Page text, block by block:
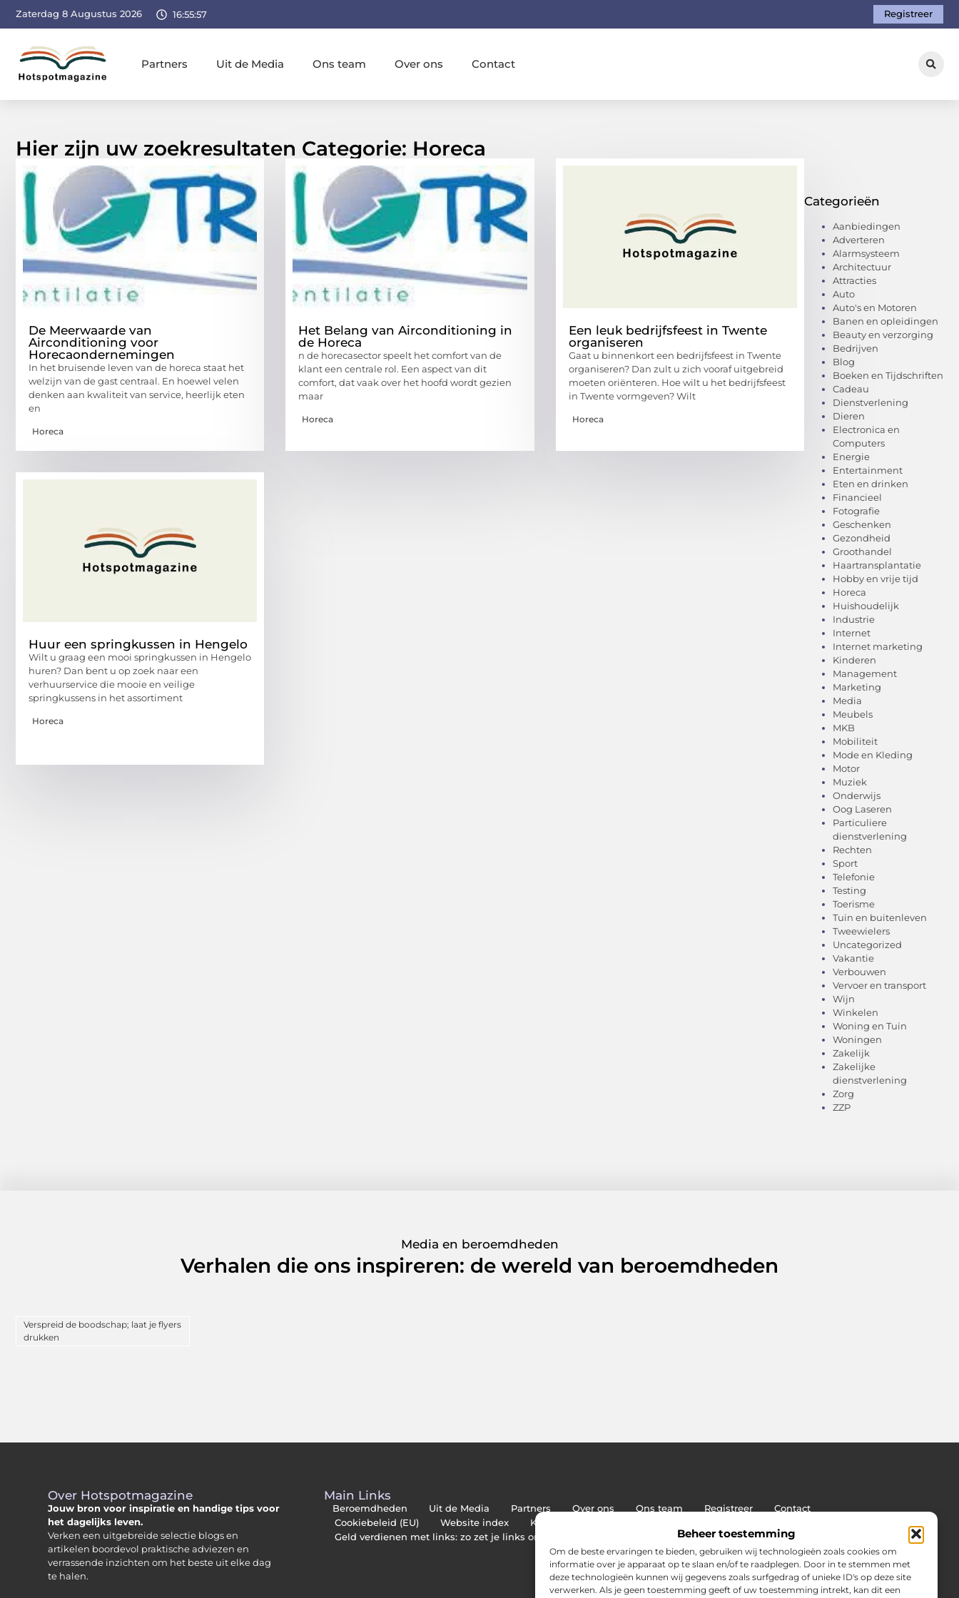
Beheer toestemming
Om de beste ervaringen te bieden, gebruiken wij technologieën zoals cookies om
informatie over je apparaat op te slaan en/of te raadplegen. Door in te stemmen met
deze technologieën kunnen wij gegevens zoals surfgedrag of unieke ID's op deze site
verwerken. Als je geen toestemming geeft of uw toestemming intrekt, kan dit een
Zaterdag 8 Augustus 2026 16:55:58 Registreer
Partners Uit de Media Ons team Over ons Contact
Hier zijn uw zoekresultaten Categorie: Horeca
De Meerwaarde van
Airconditioning voor
Horecaondernemingen
In het bruisende leven van de horeca staat het
welzijn van de gast centraal. En hoewel velen
denken aan kwaliteit van service, heerlijk eten
en
Horeca
Het Belang van Airconditioning in
de Horeca
n de horecasector speelt het comfort van de
klant een centrale rol. Een aspect van dit
comfort, dat vaak over het hoofd wordt gezien
maar
Horeca
Een leuk bedrijfsfeest in Twente
organiseren
Gaat u binnenkort een bedrijfsfeest in Twente
organiseren? Dan zult u zich vooraf uitgebreid
moeten oriënteren. Hoe wilt u het bedrijfsfeest
in Twente vormgeven? Wilt
Horeca
Huur een springkussen in Hengelo
Wilt u graag een mooi springkussen in Hengelo
huren? Dan bent u op zoek naar een
verhuurservice die mooie en veilige
springkussens in het assortiment
Horeca
Categorieën
Aanbiedingen
Adverteren
Alarmsysteem
Architectuur
Attracties
Auto
Auto's en Motoren
Banen en opleidingen
Beauty en verzorging
Bedrijven
Blog
Boeken en Tijdschriften
Cadeau
Dienstverlening
Dieren
Electronica en
Computers
Energie
Entertainment
Eten en drinken
Financieel
Fotografie
Geschenken
Gezondheid
Groothandel
Haartransplantatie
Hobby en vrije tijd
Horeca
Huishoudelijk
Industrie
Internet
Internet marketing
Kinderen
Management
Marketing
Media
Meubels
MKB
Mobiliteit
Mode en Kleding
Motor
Muziek
Onderwijs
Oog Laseren
Particuliere
dienstverlening
Rechten
Sport
Telefonie
Testing
Toerisme
Tuin en buitenleven
Tweewielers
Uncategorized
Vakantie
Verbouwen
Vervoer en transport
Wijn
Winkelen
Woning en Tuin
Woningen
Zakelijk
Zakelijke
dienstverlening
Zorg
ZZP
Media en beroemdheden
Verhalen die ons inspireren: de wereld van beroemdheden
Verspreid de boodschap; laat je flyers
drukken
Over Hotspotmagazine
Jouw bron voor inspiratie en handige tips voor
het dagelijks leven.
Verken een uitgebreide selectie blogs en
artikelen boordevol praktische adviezen en
verrassende inzichten om het beste uit elke dag
te halen.
Main Links
Beroemdheden Uit de Media Partners Over ons Ons team Registreer
Contact
Cookiebeleid (EU)
Website index
Kwalitatieve backlinks: de sleutel tot duurzame SEO-succes
Geld verdienen met links: zo zet je links om in inkomsten